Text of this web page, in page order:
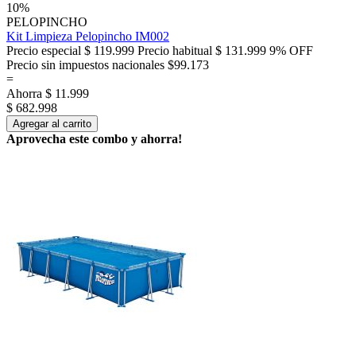
10%
PELOPINCHO
Kit Limpieza Pelopincho IM002
Precio especial $ 119.999 Precio habitual $ 131.999 9% OFF
Precio sin impuestos nacionales $99.173
=
Ahorra $ 11.999
$ 682.998
Agregar al carrito
Aprovecha este combo y ahorra!